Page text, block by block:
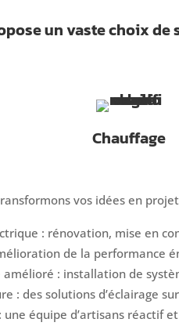
un vaste choix
Chauffage
vos idées en
: rénovation, mise en
de la performance
: installation de
: des solutions d’éclairage
une équipe d’artisans réactif